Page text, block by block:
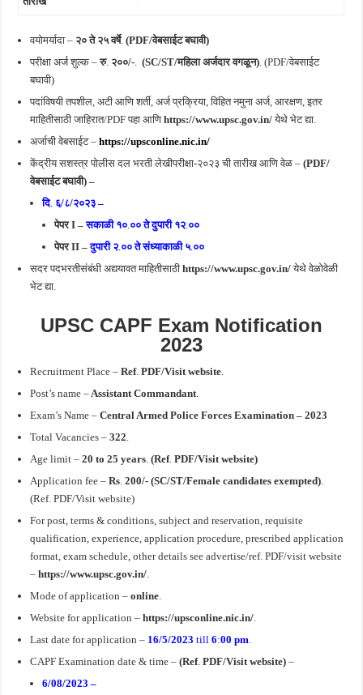
वयोमर्यादा – २० ते २५ वर्षे.(PDF/वेबसाईट बघावी)
परीक्षा अर्ज शुल्क –रु. २००/- (SC/ST/महिला अर्जदार वगळून) . (PDF/वेबसाईट
बघावी)
पदांविषयी तपशील, अटी आणि शर्ती, अर्ज प्रक्रिया, विहित नमुना अर्ज, आरक्षण, इतर
माहितीसाठी जाहिरात/PDF पहा आणिhttps://www.upsc.gov.in/येथे भेट द्या.
अर्जाची वेबसाईट – https://upsconline.nic.in/
केंद्रीय सशस्त्र पोलीस दल भरती लेखीपरीक्षा-२०२३ ची तारीख आणि वेळ –(PDF/
वेबसाईट बघावी) –
दि. ६/८/२०२३ –
पेपर I –सकाळी १० ०० ते दुपारी १२ ००
पेपर II –दुपारी २ ०० ते संध्याकाळी ५. ००
सदर पदभरतीसंबंधी अद्ययावत माहितीसाठीhttps://www.upsc.gov.in/येथे वेळोवेळी
भेट द्या.
UPSC CAPF Exam Notification
2023
Recruitment Place – Ref. PDF/Visit website
Post’s name – Assistant Commandant
Exam’s Name – Central Armed Police Forces Examination – 2023
Total Vacancies – 322
Age limit – 20 to 25 years .(Ref.PDF/Visit website)
Application fee – Rs .200/- (SC/ST/Female candidates exempted)
(Ref. PDF/Visit website)
For post, terms & conditions, subject and reservation, requisite
qualification, experience, application procedure, prescribed application
format, exam schedule, other details see advertise/ref. PDF/visit website
–https://www.upsc.gov.in/
Mode of application –online
Website for application –https://upsconline.nic.in/
Last date for application – 16/5/2023 till6:00 pm
CAPF Examination date & time –(Ref.PDF/Visit website)–
6/08/2023 –